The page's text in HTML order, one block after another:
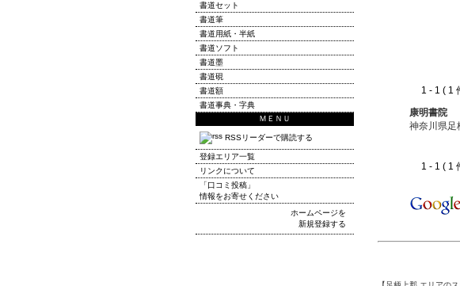
1 - 1 ( 1
康明書院
神奈川県足
1 - 1 ( 1
書道セット
書道筆
書道用紙・半紙
書道ソフト
書道墨
書道硯
書道額
書道事典・字典
ＭＥＮＵ
RSSリーダーで購読する
登録エリア一覧
リンクについて
「口コミ投稿」
情報をお寄せください
ホームページを
新規登録する